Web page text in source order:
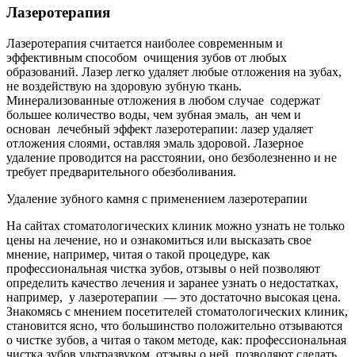
Лазеротерапия
Лазеротерапия считается наиболее современным и
эффективным способом очищения зубов от любых
образований. Лазер легко удаляет любые отложения на зубах,
не воздействую на здоровую зубную ткань.
Минерализованные отложения в любом случае содержат
большее количество воды, чем зубная эмаль, ан чем и
основан лечебный эффект лазеротерапии: лазер удаляет
отложения слоями, оставляя эмаль здоровой. Лазерное
удаление проводится на расстоянии, оно безболезненно и не
требует предварительного обезболивания.
Удаление зубного камня с применением лазеротерапии
На сайтах стоматологических клиник можно узнать не только
цены на лечение, но и ознакомиться или высказать свое
мнение, например, читая о такой процедуре, как
профессиональная чистка зубов, отзывы о ней позволяют
определить качество лечения и заранее узнать о недостатках,
например, у лазеротерапии — это достаточно высокая цена.
Знакомясь с мнением посетителей стоматологических клиник,
становится ясно, что большинство положительно отзываются
о чистке зубов, а читая о таком методе, как: профессиональная
чистка зубов ультразвуком, отзывы о ней, позволяют сделать